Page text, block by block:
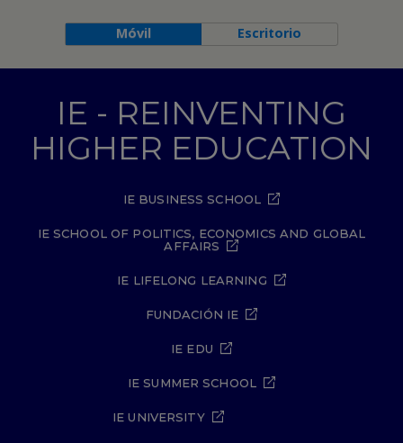
Móvil Escritorio
IE - REINVENTING
HIGHER EDUCATION
IE BUSINESS SCHOOL
IE SCHOOL OF POLITICS, ECONOMICS AND GLOBAL
AFFAIRS
IE LIFELONG LEARNING
FUNDACIÓN IE
IE EDU
IE SUMMER SCHOOL
IE UNIVERSITY